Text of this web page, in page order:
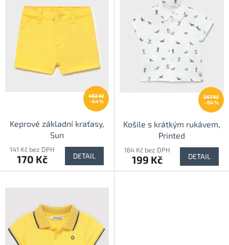
483 Kč
–64 %
Keprové základní kraťasy,
Sun
141 Kč bez DPH
170 Kč DETAIL
567 Kč
–64 %
Košile s krátkým rukávem,
Printed
164 Kč bez DPH
199 Kč DETAIL